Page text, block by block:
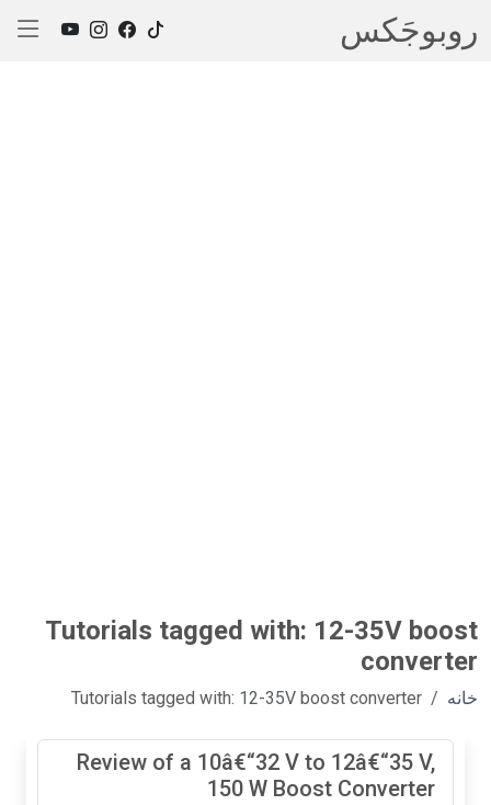
روبوجَکس
Tutorials tagged with: 12-35V boost
converter
خانه Tutorials tagged with: 12-35V boost converter
Review of a 10â€“32 V to 12â€“35 V,
150 W Boost Converter